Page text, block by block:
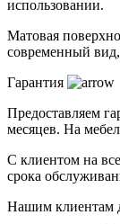
использовании.
Матовая
современный
Гарантия
Предоставляем
месяцев. На
С клиентом на
срока
Нашим клиентам